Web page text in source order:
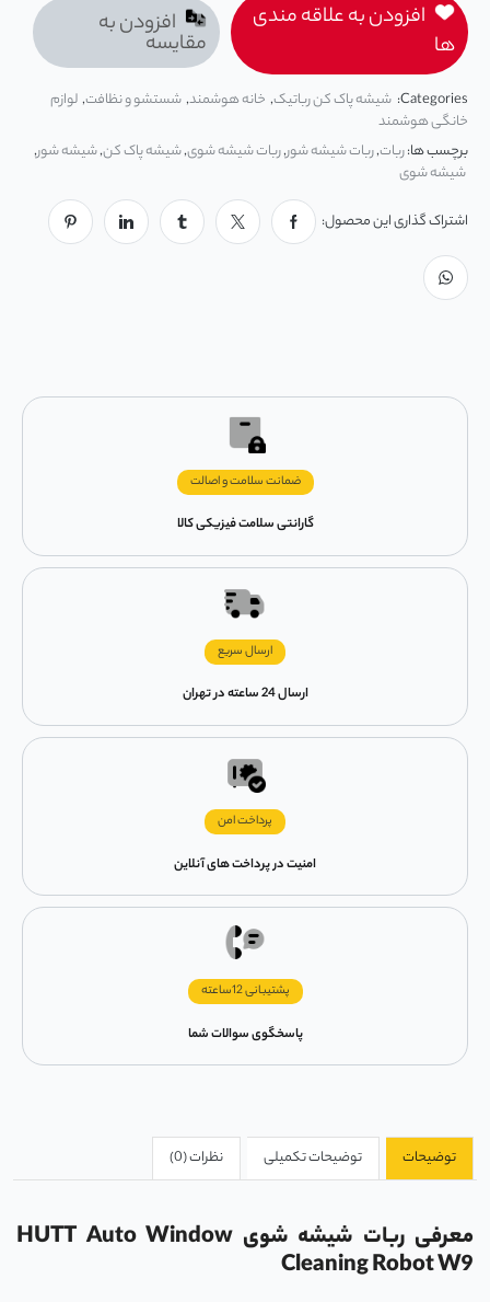
افزودن به علاقه مندی
ها
افزودن به
مقایسه
Categories: شیشه پاک کن رباتیک, خانه هوشمند,شستشو و نظافت,لوازم
خانگی هوشمند
برچسب ها:ربات,ربات شیشه شور,ربات شیشه شوی,شیشه پاک کن,شیشه شور,
شیشه شوی
اشتراک گذاری این محصول:
ضمانت سلامت و اصالت
گارانتی سلامت فیزیکی کالا
ارسال سریع
ارسال 24 ساعته در تهران
پرداخت امن
امنیت در پرداخت های آنلاین
پشتیبانی 12ساعته
پاسخگوی سوالات شما
توضیحات توضیحات تکمیلی نظرات (0)
معرفی ربات شیشه شوی HUTT Auto Window
Cleaning Robot W9